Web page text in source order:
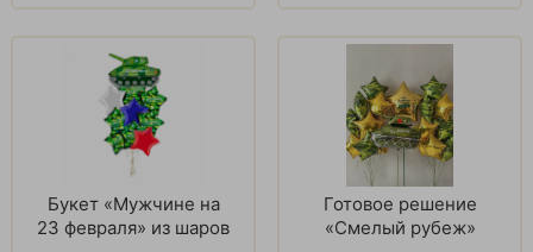
Букет «Мужчине на
23 февраля» из шаров
Готовое решение
«Смелый рубеж»